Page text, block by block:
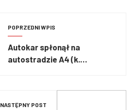
POPRZEDNI WPIS
Autokar spłonął na
autostradzie A4 (k.
NASTĘPNY POST